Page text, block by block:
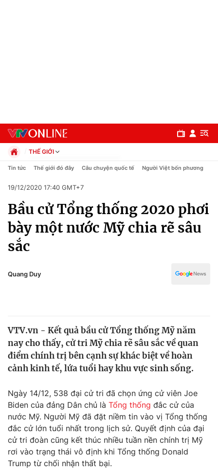
Chuyên mục
Chính trị
Xã hội
Pháp luật
Thế giới
Tin tức
Thế giới đó đây
Câu chuyện quốc tế
Kinh tế
Thị trường
Góc doanh nghiệp
Dữ liệu và đời sống
Truyền hình
Phim VTV
Hậu trường
Giải trí
Điện ảnh
THẾ GIỚI
Chính trị
Pháp luật
Kinh tế
Thể thao
Truyền hình
Công nghệ
Tin tức Thế giới đó đây Câu chuyện quốc tế Người Việt bốn phương
19/12/2020 17:40 GMT+7
Bầu cử Tổng thống 2020 phơi
bày một nước Mỹ chia rẽ sâu
sắc
Quang Duy
VTV.vn - Kết quả bầu cử Tổng thống Mỹ năm
nay cho thấy, cử tri Mỹ chia rẽ sâu sắc về quan
điểm chính trị bên cạnh sự khác biệt về hoàn
cảnh kinh tế, lứa tuổi hay khu vực sinh sống.
Ngày 14/12, 538 đại cử tri đã chọn ứng cử viên Joe
Biden của đảng Dân chủ là Tổng thống đắc cử của
nước Mỹ. Người Mỹ đã đặt niềm tin vào vị Tổng thống
đắc cử lớn tuổi nhất trong lịch sử. Quyết định của đại
cử tri đoàn cũng kết thúc nhiều tuần nền chính trị Mỹ
rơi vào trạng thái vô định khi Tổng thống Donald
Trump từ chối nhận thất bại.